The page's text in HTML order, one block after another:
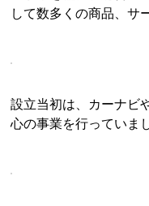
して数多くの商品、サ
設立当初は、カーナビ
心の事業を行っていま